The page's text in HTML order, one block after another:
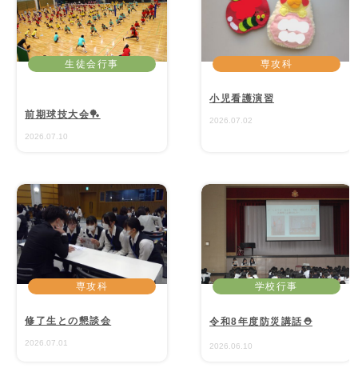
生徒会行事
前期球技大会🏓
2026.07.10
専攻科
小児看護演習
2026.07.02
専攻科
修了生との懇談会
2026.07.01
学校行事
令和8年度防災講話⛑️
2026.06.10